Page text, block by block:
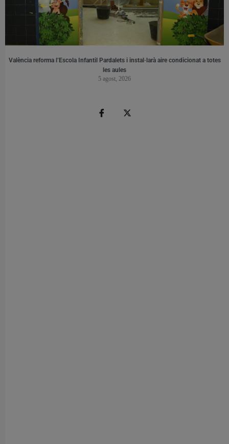
València reforma l’Escola Infantil Pardalets i instal·larà aire condicionat a totes
les aules
5 agost, 2026